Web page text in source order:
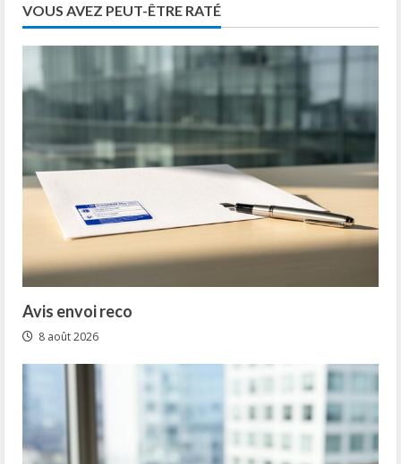
VOUS AVEZ PEUT-ÊTRE RATÉ
Avis envoi reco
8 août 2026